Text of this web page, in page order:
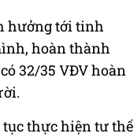
hưởng tới tinh
hoàn thành
32/35 VĐV hoàn
thực hiện tư thế